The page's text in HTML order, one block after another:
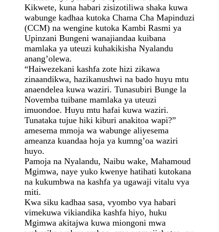
Kikwete, kuna habari zisizotiliwa shaka kuwa
wabunge kadhaa kutoka Chama Cha Mapinduzi
(CCM) na wengine kutoka Kambi Rasmi ya
Upinzani Bungeni wanajiandaa kuibana
mamlaka ya uteuzi kuhakikisha Nyalandu
anang’olewa.
“Haiwezekani kashfa zote hizi zikawa
zinaandikwa, hazikanushwi na bado huyu mtu
anaendelea kuwa waziri. Tunasubiri Bunge la
Novemba tuibane mamlaka ya uteuzi
imuondoe. Huyu mtu hafai kuwa waziri.
Tunataka tujue hiki kiburi anakitoa wapi?”
amesema mmoja wa wabunge aliyesema
ameanza kuandaa hoja ya kumng’oa waziri
huyo.
Pamoja na Nyalandu, Naibu wake, Mahamoud
Mgimwa, naye yuko kwenye hatihati kutokana
na kukumbwa na kashfa ya ugawaji vitalu vya
miti.
Kwa siku kadhaa sasa, vyombo vya habari
vimekuwa vikiandika kashfa hiyo, huku
Mgimwa akitajwa kuwa miongoni mwa